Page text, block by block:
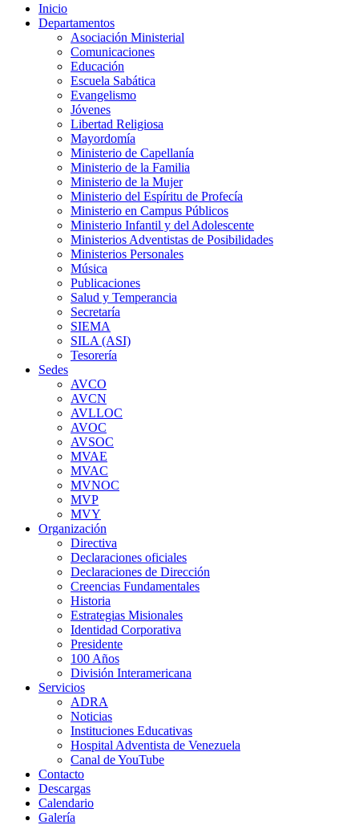
Inicio
Departamentos
Asociación Ministerial
Comunicaciones
Educación
Escuela Sabática
Evangelismo
Jóvenes
Libertad Religiosa
Mayordomía
Ministerio de Capellanía
Ministerio de la Familia
Ministerio de la Mujer
Ministerio del Espíritu de Profecía
Ministerio en Campus Públicos
Ministerio Infantil y del Adolescente
Ministerios Adventistas de Posibilidades
Ministerios Personales
Música
Publicaciones
Salud y Temperancia
Secretaría
SIEMA
SILA (ASI)
Tesorería
Sedes
AVCO
AVCN
AVLLOC
AVOC
AVSOC
MVAE
MVAC
MVNOC
MVP
MVY
Organización
Directiva
Declaraciones oficiales
Declaraciones de Dirección
Creencias Fundamentales
Historia
Estrategias Misionales
Identidad Corporativa
Presidente
100 Años
División Interamericana
Servicios
ADRA
Noticias
Instituciones Educativas
Hospital Adventista de Venezuela
Canal de YouTube
Contacto
Descargas
Calendario
Galería